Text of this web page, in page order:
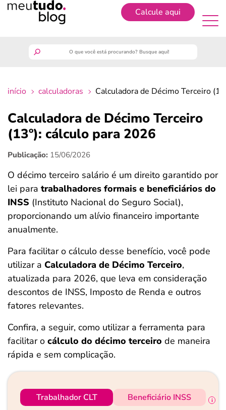
Calcule aqui
Cadastrar
finanças
benefícios
crédito fácil
últimas notícias
ferramentas
início calculadoras Calculadora de Décimo Terceiro
Calculadora de Décimo Terceiro
(13º): cálculo para 2026
Publicação: 15/06/2026
O décimo terceiro salário é um direito garantido por
lei para trabalhadores formais e beneficiários do
INSS (Instituto Nacional do Seguro Social),
proporcionando um alívio financeiro importante
anualmente.
Para facilitar o cálculo desse benefício, você pode
utilizar a Calculadora de Décimo Terceiro,
atualizada para 2026, que leva em consideração
descontos de INSS, Imposto de Renda e outros
fatores relevantes.
Confira, a seguir, como utilizar a ferramenta para
facilitar o cálculo do décimo terceiro de maneira
rápida e sem complicação.
Trabalhador CLT Beneficiário INSS